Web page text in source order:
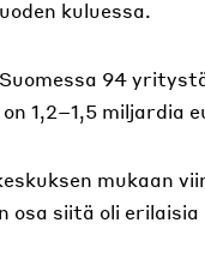
kuluessa.
94
1,2–1,5 miljardia
mukaan
osa siitä oli